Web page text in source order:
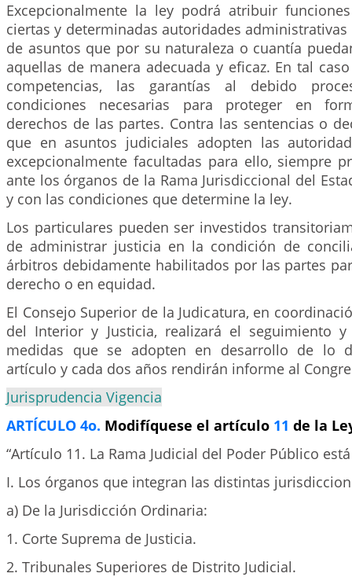
Excepcionalmente la ley podrá atribuir
ciertas y determinadas autoridades administrativas
de asuntos que por su naturaleza o cuantía
aquellas de manera adecuada y eficaz. En tal
competencias, las garantías al debido
condiciones necesarias para proteger en
derechos de las partes. Contra las sentencias o
que en asuntos judiciales adopten las
excepcionalmente facultadas para ello, siempre
ante los órganos de la Rama Jurisdiccional del
y con las condiciones que determine la ley.
Los particulares pueden ser investidos
de administrar justicia en la condición de
árbitros debidamente habilitados por las partes
derecho o en equidad.
El Consejo Superior de la Judicatura, en
del Interior y Justicia, realizará el seguimiento
medidas que se adopten en desarrollo de lo
artículo y cada dos años rendirán informe al
Jurisprudencia Vigencia
ARTÍCULO 4o. Modifíquese el artículo 11 de la
“Artículo 11. La Rama Judicial del Poder Público
I. Los órganos que integran las distintas
a) De la Jurisdicción Ordinaria:
1. Corte Suprema de Justicia.
2. Tribunales Superiores de Distrito Judicial.